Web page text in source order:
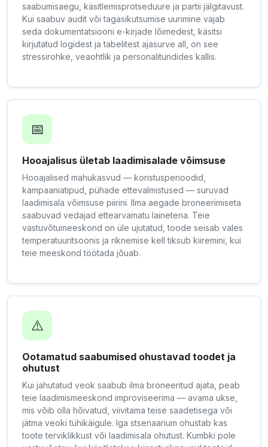
saabumisaegu, käsitlemisprotseduure ja partii jälgitavust.
Kui saabuv audit või tagasikutsumise uurimine vajab
seda dokumentatsiooni e-kirjade lõimedest, käsitsi
kirjutatud logidest ja tabelitest ajasurve all, on see
stressirohke, veaohtlik ja personalitundides kallis.
📅
Hooajalisus ületab laadimisalade võimsuse
Hooajalised mahukasvud — koristusperioodid,
kampaaniatipud, pühade ettevalmistused — suruvad
laadimisala võimsuse piirini. Ilma aegade broneerimiseta
saabuvad vedajad ettearvamatu lainetena. Teie
vastuvõtumeeskond on üle ujutatud, toode seisab vales
temperatuuritsoonis ja riknemise kell tiksub kiiremini, kui
teie meeskond töötada jõuab.
⚠️
Ootamatud saabumised ohustavad toodet ja
ohutust
Kui jahutatud veok saabub ilma broneeritud ajata, peab
teie laadimismeeskond improviseerima — avama ukse,
mis võib olla hõivatud, viivitama teise saadetisega või
jätma veoki tühikäigule. Iga stsenaarium ohustab kas
toote terviklikkust või laadimisala ohutust. Kumbki pole